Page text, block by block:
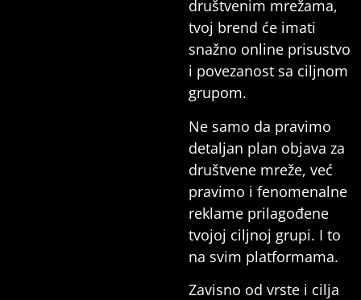
društvenim mrežama,
tvoj brend će imati
snažno online prisustvo
i povezanost sa ciljnom
grupom.
Ne samo da pravimo
detaljan plan objava za
društvene mreže, već
pravimo i fenomenalne
reklame prilagođene
tvojoj ciljnoj grupi. I to
na svim platformama.
Zavisno od vrste i cilja